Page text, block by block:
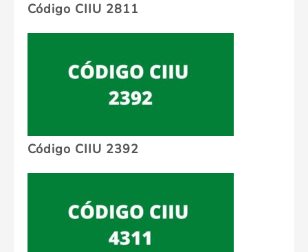
Código CIIU 2811
Código CIIU 2392